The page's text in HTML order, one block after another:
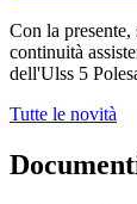
Con la
continuità
dell'Ulss 5
Tutte le novità